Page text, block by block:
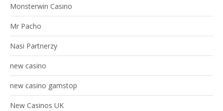
Monsterwin Casino
Mr Pacho
Nasi Partnerzy
new casino
new casino gamstop
New Casinos UK